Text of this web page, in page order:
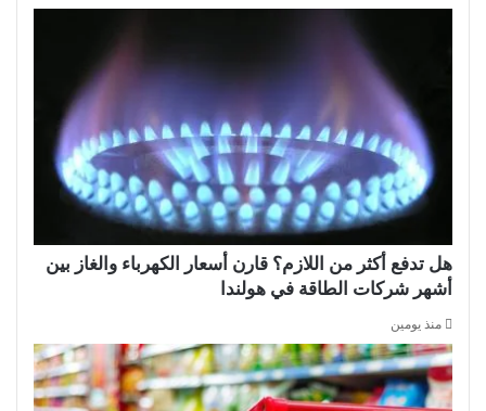
هل تدفع أكثر من اللازم؟ قارن أسعار الكهرباء والغاز بين
أشهر شركات الطاقة في هولندا
منذ يومين